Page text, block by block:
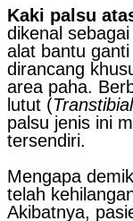
Kaki palsu
dikenal sebagai
alat bantu
dirancang
area paha.
lutut (
palsu jenis ini
tersendiri.
Mengapa
telah
Akibatnya,